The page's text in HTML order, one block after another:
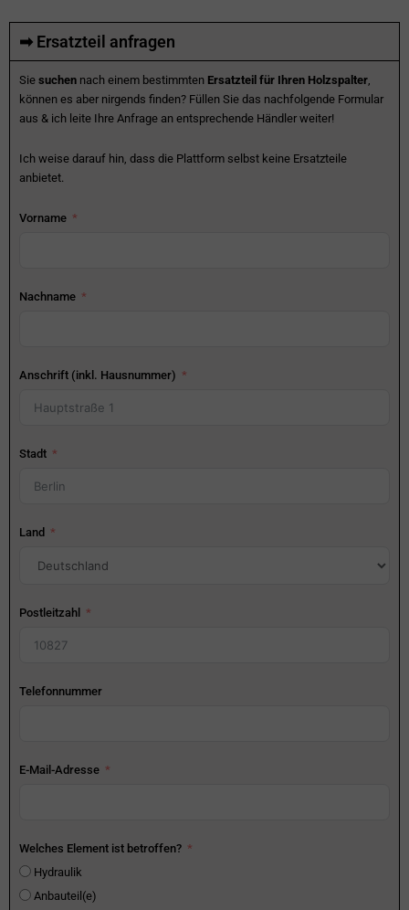
➡ Ersatzteil anfragen
Sie suchen nach einem bestimmten Ersatzteil für Ihren Holzspalter,
können es aber nirgends finden? Füllen Sie das nachfolgende Formular
aus & ich leite Ihre Anfrage an entsprechende Händler weiter!
Ich weise darauf hin, dass die Plattform selbst keine Ersatzteile
anbietet.
Vorname
Nachname
Anschrift (inkl. Hausnummer)
Stadt
Land
Postleitzahl
Telefonnummer
E-Mail-Adresse
Welches Element ist betroffen?
Hydraulik
Anbauteil(e)